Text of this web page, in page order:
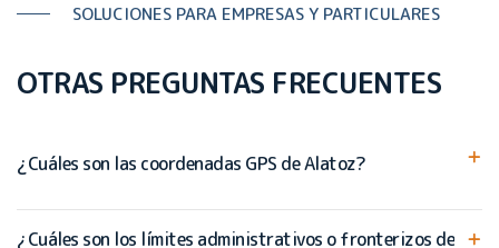
SOLUCIONES PARA EMPRESAS Y PARTICULARES
OTRAS PREGUNTAS FRECUENTES
¿Cuáles son las coordenadas GPS de Alatoz?
¿Cuáles son los límites administrativos o fronterizos de